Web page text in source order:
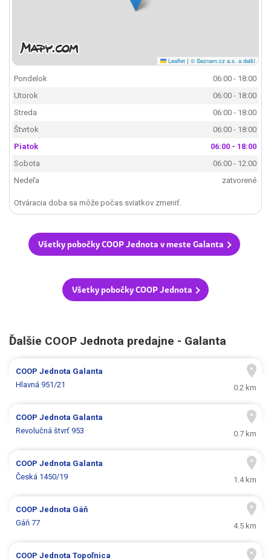
Leaflet | © Seznam.cz a.s. a další
Pondelok
06:00 - 18:00
Utorok
06:00 - 18:00
Streda
06:00 - 18:00
Štvrtok
06:00 - 18:00
Piatok
06:00 - 18:00
Sobota
06:00 - 12:00
Nedeľa
zatvorené
Otváracia doba sa môže počas sviatkov zmeniť.
Všetky pobočky COOP Jednota v meste Galanta
Všetky pobočky COOP Jednota
Ďalšie COOP Jednota predajne - Galanta
COOP Jednota Galanta
Hlavná 951/21
0.2 km
COOP Jednota Galanta
Revolučná štvrť 953
0.7 km
COOP Jednota Galanta
Česká 1450/19
1.4 km
COOP Jednota Gáň
Gáň 77
4.5 km
COOP JednotaTopoľnica